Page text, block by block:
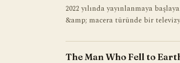
2022 yılında yayınlanmaya
&amp; macera türünde bir
The Man Who Fell to